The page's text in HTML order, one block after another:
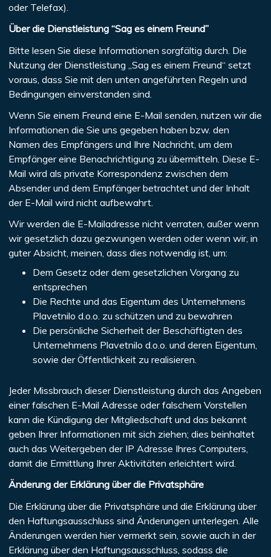
oder Telefax).
Über die Dienstleistung “Sag es einem Freund”
Bitte lesen Sie diese Informationen sorgfältig durch. Die
Nutzung der Dienstleistung „Sag es einem Freund“ setzt
voraus, dass Sie mit den unten angeführten Regeln und
Bedingungen einverstanden sind.
Wenn Sie einem Freund eine E-Mail senden, nutzen wir die
Informationen die Sie uns gegeben haben bzw. den
Namen des Empfängers und Ihre Nachricht, um dem
Empfänger eine Benachrichtigung zu übermitteln. Diese E-
Mail wird als private Korrespondenz zwischen dem
Absender und dem Empfänger betrachtet und der Inhalt
der E-Mail wird nicht aufbewahrt.
Wir werden die E-Mailadresse nicht verraten, außer wenn
wir gesetzlich dazu gezwungen werden oder wenn wir, in
guter Absicht, meinen, dass dies notwendig ist, um:
Dem Gesetz oder dem gesetzlichen Vorgang zu
entsprechen
Die Rechte und das Eigentum des Unternehmens
Plavetnilo d.o.o. zu schützen und zu bewahren
Die persönliche Sicherheit der Beschäftigten des
Unternehmens Plavetnilo d.o.o. und deren Eigentum,
sowie der Öffentlichkeit zu realisieren.
Jeder Missbrauch dieser Dienstleistung durch das Angeben
einer falschen E-Mail Adresse oder falschem Vorstellen
kann die Kündigung der Mitgliedschaft und das bekannt
geben Ihrer Informationen mit sich ziehen; dies beinhaltet
auch das Weitergeben der IP Adresse Ihres Computers,
damit die Ermittlung Ihrer Aktivitäten erleichtert wird.
Änderung der Erklärung über die Privatsphäre
Die Erklärung über die Privatsphäre und die Erklärung über
den Haftungsausschluss sind Änderungen unterlegen. Alle
Änderungen werden hier vermerkt sein, sowie auch in der
Erklärung über den Haftungsausschluss, sodass die